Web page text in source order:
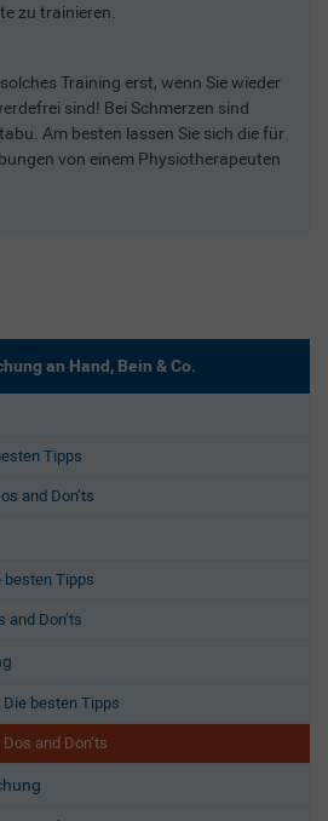
zu trainieren.
Training erst, wenn Sie wieder
sind! Bei Schmerzen sind
Am besten lassen Sie sich die für
von einem Physiotherapeuten
an Hand, Bein & Co.
Tipps
and Don’ts
besten Tipps
and Don’ts
besten Tipps
and Don’ts